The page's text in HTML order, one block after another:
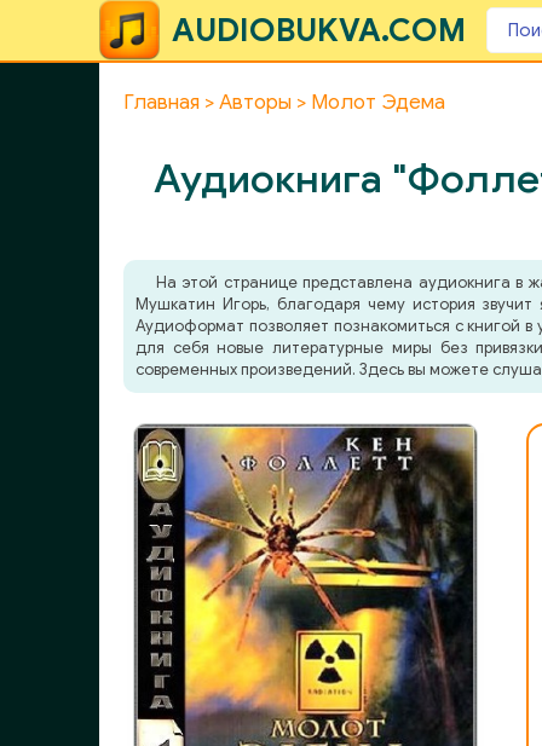
AUDIOBUKVA.COM
Главная Авторы Молот Эдема
Аудиокнига
На этой странице представлена аудиокнига в
Мушкатин Игорь, благодаря чему история
Аудиоформат позволяет познакомиться с книгой
для себя новые литературные миры без
современных произведений. Здесь вы можете